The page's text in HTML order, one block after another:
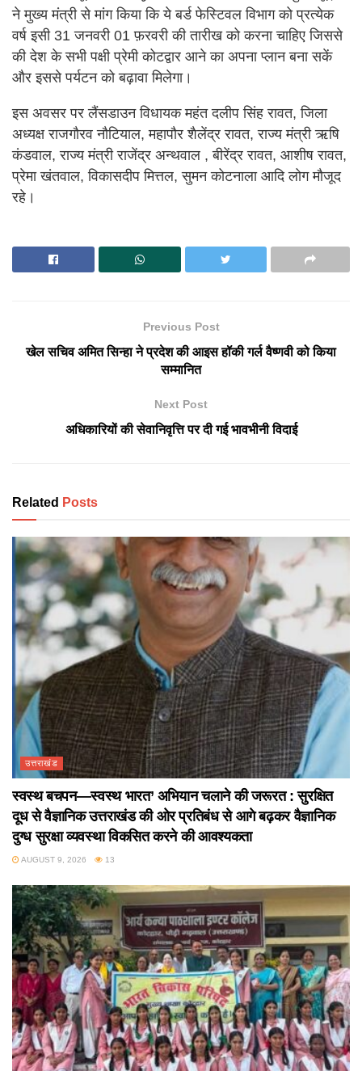
ने मुख्य मंत्री से मांग किया कि ये बर्ड फेस्टिवल विभाग को प्रत्येक
वर्ष इसी 31 जनवरी 01 फ़रवरी की तारीख को करना चाहिए जिससे
की देश के सभी पक्षी प्रेमी कोटद्वार आने का अपना प्लान बना सकें
और इससे पर्यटन को बढ़ावा मिलेगा।
इस अवसर पर लैंसडाउन विधायक महंत दलीप सिंह रावत, जिला
अध्यक्ष राजगौरव नौटियाल, महापौर शैलेंद्र रावत, राज्य मंत्री ऋषि
कंडवाल, राज्य मंत्री राजेंद्र अन्थवाल , बीरेंद्र रावत, आशीष रावत,
प्रेमा खंतवाल, विकासदीप मित्तल, सुमन कोटनाला आदि लोग मौजूद
रहे।
Previous Post
खेल सचिव अमित सिन्हा ने प्रदेश की आइस हॉकी गर्ल वैष्णवी को किया
सम्मानित
Next Post
अधिकारियों की सेवानिवृत्ति पर दी गई भावभीनी विदाई
Related Posts
उत्तराखंड
स्वस्थ बचपन—स्वस्थ भारत’ अभियान चलाने की जरूरत : सुरक्षित
दूध से वैज्ञानिक उत्तराखंड की ओर प्रतिबंध से आगे बढ़कर वैज्ञानिक
दुग्ध सुरक्षा व्यवस्था विकसित करने की आवश्यकता
AUGUST 9, 2026 13